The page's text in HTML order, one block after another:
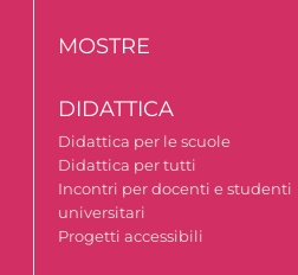
MOSTRE
DIDATTICA
Didattica per le scuole
Didattica per tutti
Incontri per docenti e studenti
universitari
Progetti accessibili